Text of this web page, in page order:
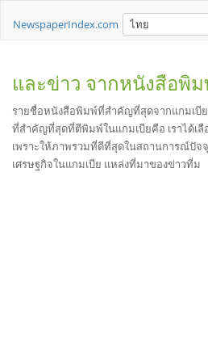
NewspaperIndex.com ไทย
และข่าว จากหนังสือพิ
รายชื่อหนังสือพิมพ์ที่สำคัญที่สุดจากแกมเบี
ที่สำคัญที่สุดที่ตีพิมพ์ในแกมเบียคือ เราได้เ
เพราะให้ภาพรวมที่ดีที่สุดในสถานการณ์ปัจ
เศรษฐกิจในแกมเบีย แหล่งที่มาของข่าวที่ม